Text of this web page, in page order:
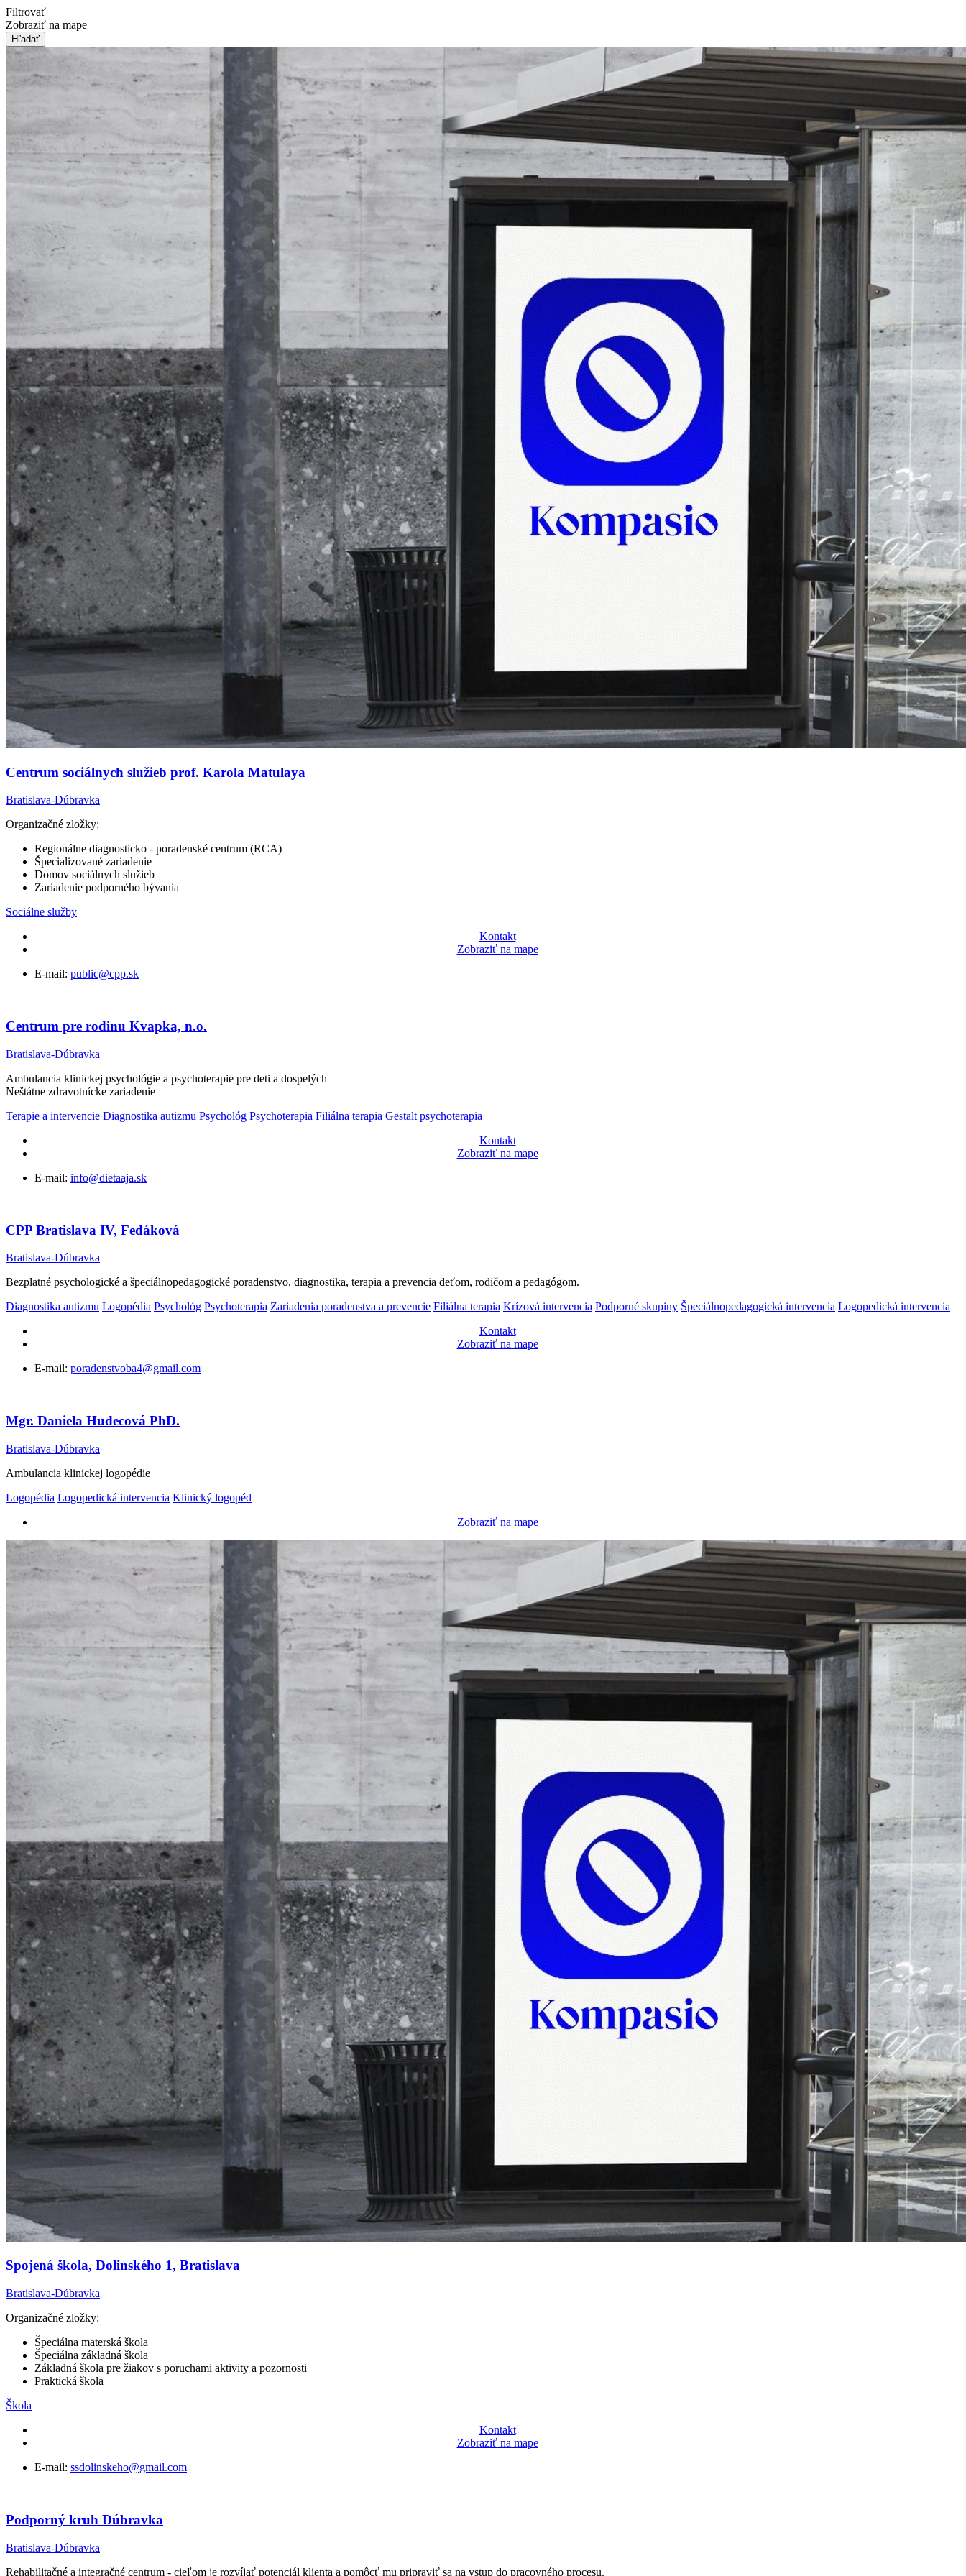
Filtrovať
Zobraziť na mape
Hľadať
Centrum sociálnych služieb prof. Karola Matulaya
Bratislava-Dúbravka
Organizačné zložky:
Regionálne diagnosticko - poradenské centrum (RCA)
Špecializované zariadenie
Domov sociálnych služieb
Zariadenie podporného bývania
Sociálne služby
Kontakt
Zobraziť na mape
E-mail: public@cpp.sk
Centrum pre rodinu Kvapka, n.o.
Bratislava-Dúbravka
Ambulancia klinickej psychológie a psychoterapie pre deti a dospelých
Neštátne zdravotnícke zariadenie
Terapie a intervencie Diagnostika autizmu Psychológ Psychoterapia Filiálna terapia Gestalt psychoterapia
Kontakt
Zobraziť na mape
E-mail: info@dietaaja.sk
CPP Bratislava IV, Fedáková
Bratislava-Dúbravka
Bezplatné psychologické a špeciálnopedagogické poradenstvo, diagnostika, terapia a prevencia deťom, rodičom a pedagógom.
Diagnostika autizmu Logopédia Psychológ Psychoterapia Zariadenia poradenstva a prevencie Filiálna terapia Krízová intervencia Podporné skupiny Špeciálnopedagogická intervencia Logopedická intervencia
Kontakt
Zobraziť na mape
E-mail: poradenstvoba4@gmail.com
Mgr. Daniela Hudecová PhD.
Bratislava-Dúbravka
Ambulancia klinickej logopédie
Logopédia Logopedická intervencia Klinický logopéd
Zobraziť na mape
Spojená škola, Dolinského 1, Bratislava
Bratislava-Dúbravka
Organizačné zložky:
Špeciálna materská škola
Špeciálna základná škola
Základná škola pre žiakov s poruchami aktivity a pozornosti
Praktická škola
Škola
Kontakt
Zobraziť na mape
E-mail: ssdolinskeho@gmail.com
Podporný kruh Dúbravka
Bratislava-Dúbravka
Rehabilitačné a integračné centrum - cieľom je rozvíjať potenciál klienta a pomôcť mu pripraviť sa na vstup do pracovného procesu.